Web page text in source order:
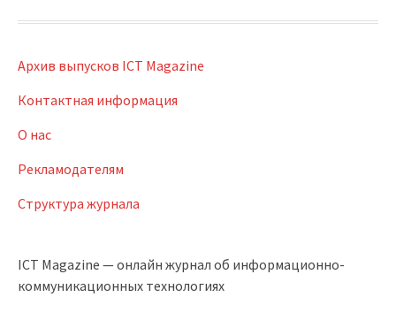
Архив выпусков ICT Magazine
Контактная информация
О нас
Рекламодателям
Структура журнала
ICT Magazine — онлайн журнал об информационно-
коммуникационных технологиях